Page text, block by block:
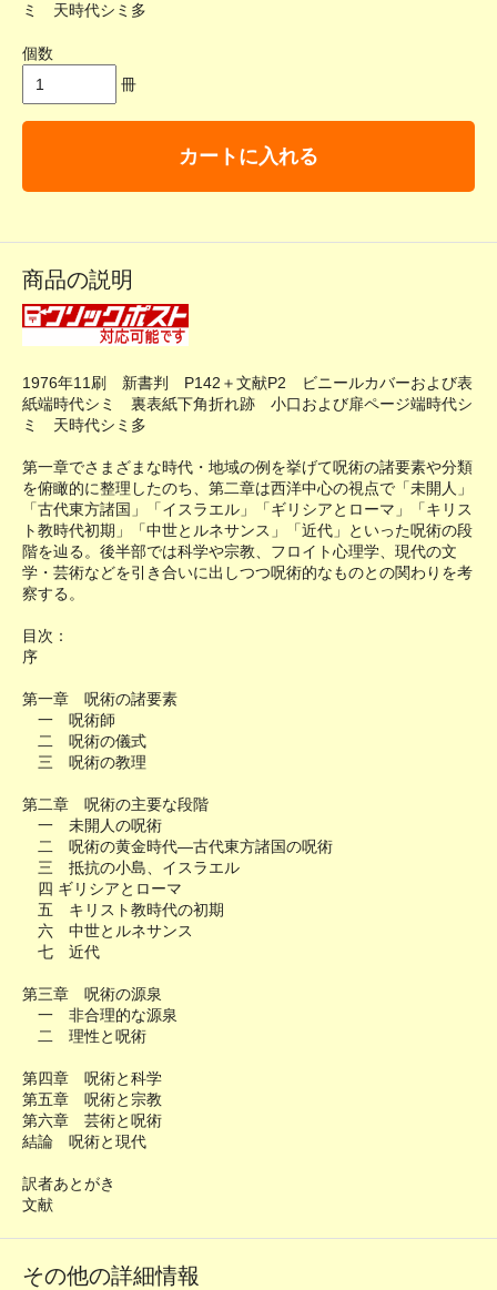
ミ 天時代シミ多
個数
冊
カートに入れる
商品の説明
1976年11刷 新書判 P142＋文献P2 ビニールカバーおよび表
紙端時代シミ 裏表紙下角折れ跡 小口および扉ページ端時代シ
ミ 天時代シミ多
第一章でさまざまな時代・地域の例を挙げて呪術の諸要素や分類
を俯瞰的に整理したのち、第二章は西洋中心の視点で「未開人」
「古代東方諸国」「イスラエル」「ギリシアとローマ」「キリス
ト教時代初期」「中世とルネサンス」「近代」といった呪術の段
階を辿る。後半部では科学や宗教、フロイト心理学、現代の文
学・芸術などを引き合いに出しつつ呪術的なものとの関わりを考
察する。
目次：
序
第一章 呪術の諸要素
一 呪術師
二 呪術の儀式
三 呪術の教理
第二章 呪術の主要な段階
一 未開人の呪術
二 呪術の黄金時代―古代東方諸国の呪術
三 抵抗の小島、イスラエル
四 ギリシアとローマ
五 キリスト教時代の初期
六 中世とルネサンス
七 近代
第三章 呪術の源泉
一 非合理的な源泉
二 理性と呪術
第四章 呪術と科学
第五章 呪術と宗教
第六章 芸術と呪術
結論 呪術と現代
訳者あとがき
文献
その他の詳細情報